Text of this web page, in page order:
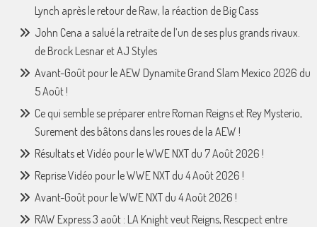
Lynch après le retour de Raw, la réaction de Big Cass
John Cena a salué la retraite de l’un de ses plus grands rivaux.
de Brock Lesnar et AJ Styles
Avant-Goût pour le AEW Dynamite Grand Slam Mexico 2026 du
5 Août !
Ce qui semble se préparer entre Roman Reigns et Rey Mysterio,
Surement des bâtons dans les roues de la AEW !
Résultats et Vidéo pour le WWE NXT du 7 Août 2026 !
Reprise Vidéo pour le WWE NXT du 4 Août 2026 !
Avant-Goût pour le WWE NXT du 4 Août 2026 !
RAW Express 3 août : LA Knight veut Reigns, Rescpect entre